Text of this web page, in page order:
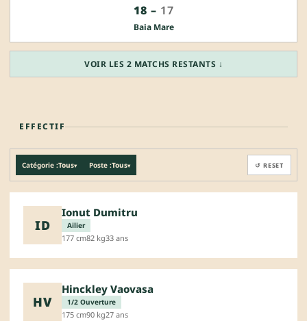
18 – 17
Baia Mare
VOIR LES 2 MATCHS RESTANTS ↓
EFFECTIF
Catégorie :Tous▾ Poste :Tous▾ ↺ RESET
ID
Ionut Dumitru
Ailier
177 cm82 kg33 ans
HV
Hinckley Vaovasa
1/2 Ouverture
175 cm90 kg27 ans